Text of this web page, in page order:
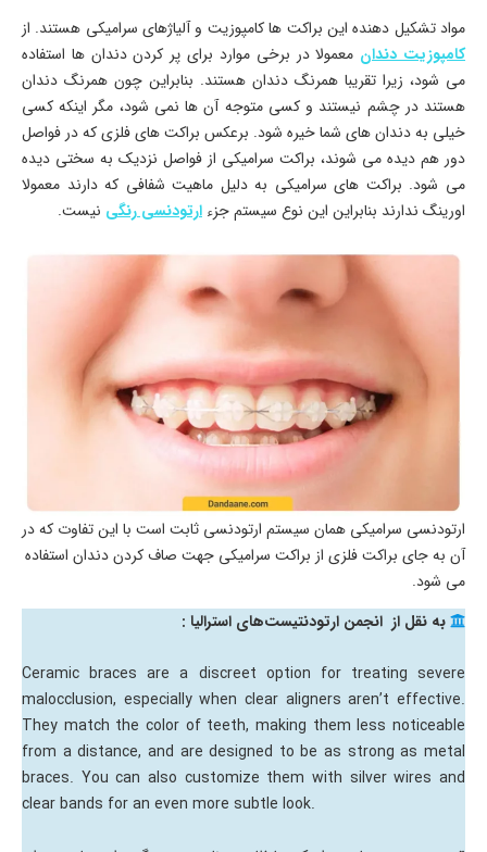
مواد تشکیل دهنده این براکت ها کامپوزیت و آلیاژهای سرامیکی هستند. از
کامپوزیت دندان معمولا در برخی موارد برای پر کردن دندان ها استفاده
می‌ شود، زیرا تقریبا همرنگ دندان هستند. بنابراین چون همرنگ دندان
هستند در چشم نیستند و کسی متوجه آن ها نمی شود، مگر اینکه کسی
خیلی به دندان های شما خیره شود. برعکس براکت های فلزی که در فواصل
دور هم دیده می شوند، براکت سرامیکی از فواصل نزدیک به سختی دیده
می شود. براکت های سرامیکی به دلیل ماهیت شفافی که دارند معمولا
اورینگ ندارند بنابراین این نوع سیستم جزء ارتودنسی رنگی نیست.
ارتودنسی سرامیکی همان سیستم ارتودنسی ثابت است با این تفاوت که در
آن به جای براکت فلزی از براکت سرامیکی جهت صاف کردن دندان استفاده
می شود.
به نقل از انجمن ارتودنتیست‌های استرالیا :
Ceramic braces are a discreet option for treating severe
malocclusion, especially when clear aligners aren’t effective.
They match the color of teeth, making them less noticeable
from a distance, and are designed to be as strong as metal
braces. You can also customize them with silver wires and
clear bands for an even more subtle look.